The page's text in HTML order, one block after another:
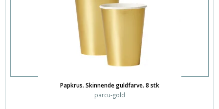
Papkrus. Skinnende guldfarve. 8 stk
parcu-gold